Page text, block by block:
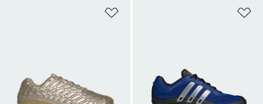
Ajouter à la Liste de produits